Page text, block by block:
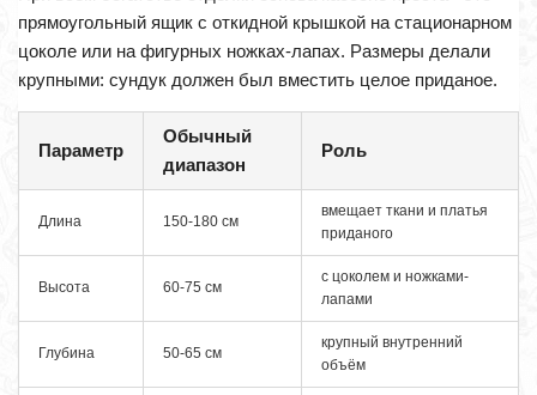
прямоугольный ящик с откидной крышкой на стационарном
цоколе или на фигурных ножках-лапах. Размеры делали
крупными: сундук должен был вместить целое приданое.
Параметр
Обычный
диапазон
Роль
Длина 150-180 см
вмещает ткани и платья
приданого
Высота 60-75 см
с цоколем и ножками-
лапами
Глубина 50-65 см
крупный внутренний
объём